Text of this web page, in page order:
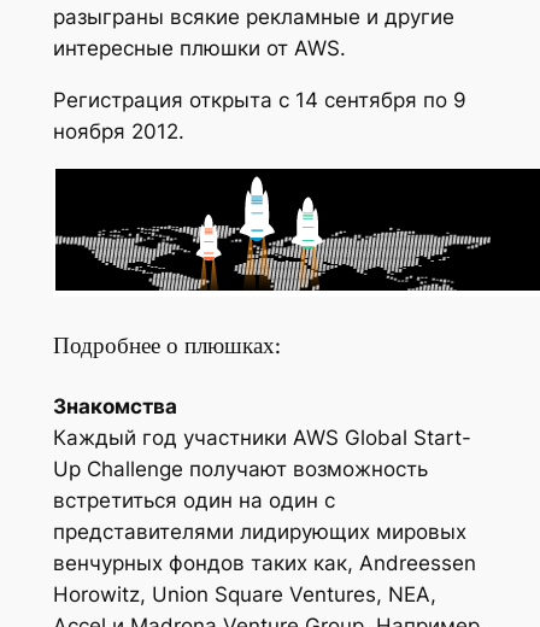
разыграны всякие рекламные и другие
интересные плюшки от AWS.
Регистрация открыта с 14 сентября по 9
ноября 2012.
Подробнее о плюшках:
Знакомства
Каждый год участники AWS Global Start-
Up Challenge получают возможность
встретиться один на один с
представителями лидирующих мировых
венчурных фондов таких как, Andreessen
Horowitz, Union Square Ventures, NEA,